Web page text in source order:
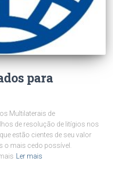
para
Multilaterais de
de resolução de litígios nos
estão cientes de seu valor
o mais cedo possível.
Ler mais